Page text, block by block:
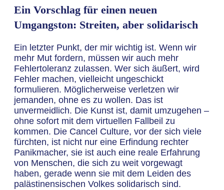
Ein Vorschlag für einen neuen
Umgangston: Streiten, aber solidarisch
Ein letzter Punkt, der mir wichtig ist. Wenn wir
mehr Mut fordern, müssen wir auch mehr
Fehlertoleranz zulassen. Wer sich äußert, wird
Fehler machen, vielleicht ungeschickt
formulieren. Möglicherweise verletzen wir
jemanden, ohne es zu wollen. Das ist
unvermeidlich. Die Kunst ist, damit umzugehen –
ohne sofort mit dem virtuellen Fallbeil zu
kommen. Die Cancel Culture, vor der sich viele
fürchten, ist nicht nur eine Erfindung rechter
Panikmacher, sie ist auch eine reale Erfahrung
von Menschen, die sich zu weit vorgewagt
haben, gerade wenn sie mit dem Leiden des
palästinensischen Volkes solidarisch sind.